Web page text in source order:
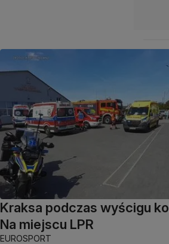
Kraksa podczas wyścigu
Na miejscu LPR
EUROSPORT